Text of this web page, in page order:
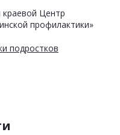
подростков
Центр
профилактики»